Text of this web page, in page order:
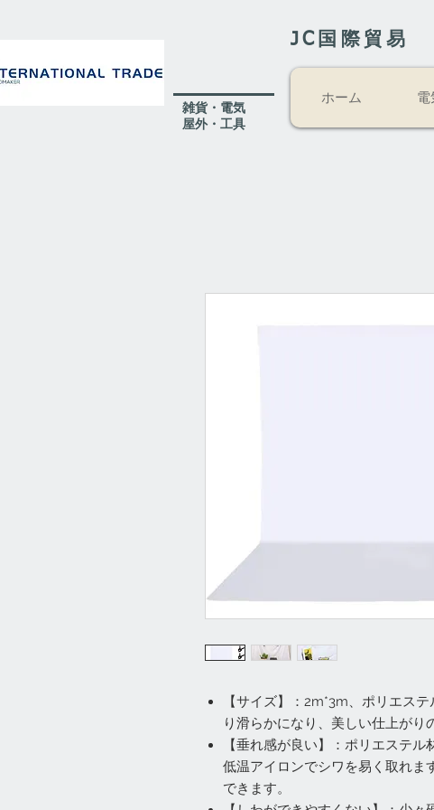
JC国際貿易
​雑貨・電気
​屋外・工具
ホーム 電
【サイズ】：2m*3m、ポリエス
り滑らかになり、美しい仕上がり
【垂れ感が良い】：ポリエステル
低温アイロンでシワを易く取れま
できます。